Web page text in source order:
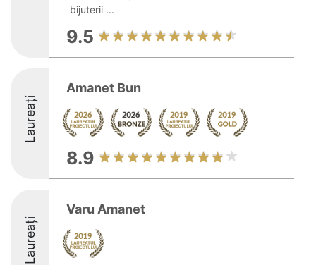
bijuterii ...
9.5
Laureați
Amanet Bun
8.9
Laureați
Varu Amanet